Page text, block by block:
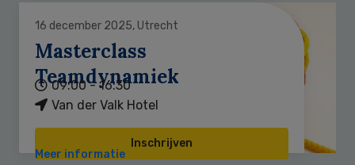
16 december 2025, Utrecht
Masterclass
Teamdynamiek
09:00 - 16:30
Van der Valk Hotel
Inschrijven
Meer informatie